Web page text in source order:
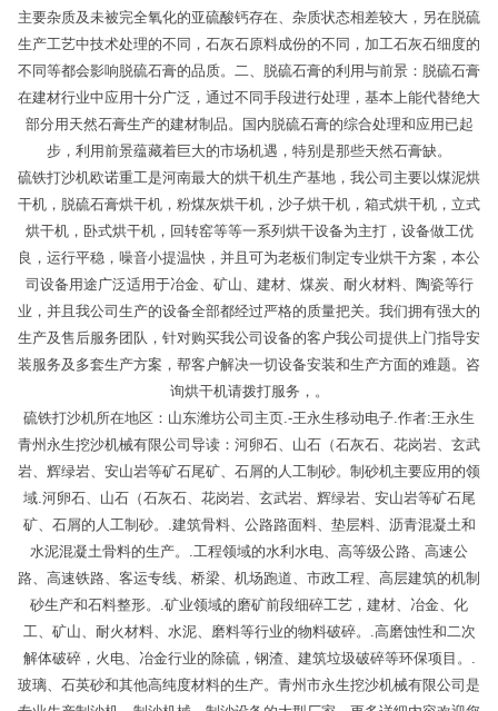
主要杂质及未被完全氧化的亚硫酸钙存在、杂质状态相差较大，另在脱硫
生产工艺中技术处理的不同，石灰石原料成份的不同，加工石灰石细度的
不同等都会影响脱硫石膏的品质。二、脱硫石膏的利用与前景：脱硫石膏
在建材行业中应用十分广泛，通过不同手段进行处理，基本上能代替绝大
部分用天然石膏生产的建材制品。国内脱硫石膏的综合处理和应用已起
步，利用前景蕴藏着巨大的市场机遇，特别是那些天然石膏缺。
硫铁打沙机欧诺重工是河南最大的烘干机生产基地，我公司主要以煤泥烘
干机，脱硫石膏烘干机，粉煤灰烘干机，沙子烘干机，箱式烘干机，立式
烘干机，卧式烘干机，回转窑等等一系列烘干设备为主打，设备做工优
良，运行平稳，噪音小提温快，并且可为老板们制定专业烘干方案，本公
司设备用途广泛适用于冶金、矿山、建材、煤炭、耐火材料、陶瓷等行
业，并且我公司生产的设备全部都经过严格的质量把关。我们拥有强大的
生产及售后服务团队，针对购买我公司设备的客户我公司提供上门指导安
装服务及多套生产方案，帮客户解决一切设备安装和生产方面的难题。咨
询烘干机请拨打服务，。
硫铁打沙机所在地区：山东潍坊公司主页.-王永生移动电子.作者:王永生
青州永生挖沙机械有限公司导读：河卵石、山石（石灰石、花岗岩、玄武
岩、辉绿岩、安山岩等矿石尾矿、石屑的人工制砂。制砂机主要应用的领
域.河卵石、山石（石灰石、花岗岩、玄武岩、辉绿岩、安山岩等矿石尾
矿、石屑的人工制砂。.建筑骨料、公路路面料、垫层料、沥青混凝土和
水泥混凝土骨料的生产。.工程领域的水利水电、高等级公路、高速公
路、高速铁路、客运专线、桥梁、机场跑道、市政工程、高层建筑的机制
砂生产和石料整形。.矿业领域的磨矿前段细碎工艺，建材、冶金、化
工、矿山、耐火材料、水泥、磨料等行业的物料破碎。.高磨蚀性和二次
解体破碎，火电、冶金行业的除硫，钢渣、建筑垃圾破碎等环保项目。.
玻璃、石英砂和其他高纯度材料的生产。青州市永生挖沙机械有限公司是